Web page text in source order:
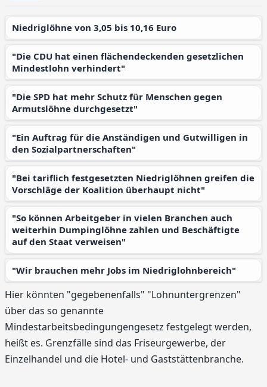
Niedriglöhne von 3,05 bis 10,16 Euro
"Die CDU hat einen flächendeckenden gesetzlichen
Mindestlohn verhindert"
"Die SPD hat mehr Schutz für Menschen gegen
Armutslöhne durchgesetzt"
"Ein Auftrag für die Anständigen und Gutwilligen in
den Sozialpartnerschaften"
"Bei tariflich festgesetzten Niedriglöhnen greifen die
Vorschläge der Koalition überhaupt nicht"
"So können Arbeitgeber in vielen Branchen auch
weiterhin Dumpinglöhne zahlen und Beschäftigte
auf den Staat verweisen"
"Wir brauchen mehr Jobs im Niedriglohnbereich"
Hier könnten "gegebenenfalls" "Lohnuntergrenzen"
über das so genannte
Mindestarbeitsbedingungengesetz festgelegt werden,
heißt es. Grenzfälle sind das Friseurgewerbe, der
Einzelhandel und die Hotel- und Gaststättenbranche.